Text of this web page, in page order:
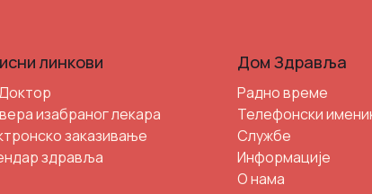
линкови
изабраног лекара
заказивање
здравља
Дом Здравља
Радно време
Телефонски
Службе
Информације
О нама